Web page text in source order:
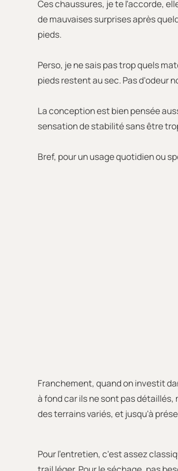
Ces chaussures, je te l'accorde,
de mauvaises surprises après
pieds.
Perso, je ne sais pas trop quels
pieds restent au sec. Pas d'odeur
La conception est bien pensée
sensation de stabilité sans être
Bref, pour un usage quotidien ou
Franchement, quand on investit
à fond car ils ne sont pas
des terrains variés, et jusqu'à
Pour l'entretien, c'est assez